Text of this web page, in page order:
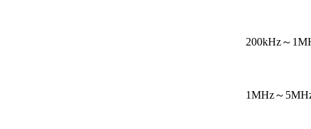
200kHz～
1MHz～